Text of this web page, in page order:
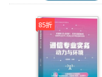
85折